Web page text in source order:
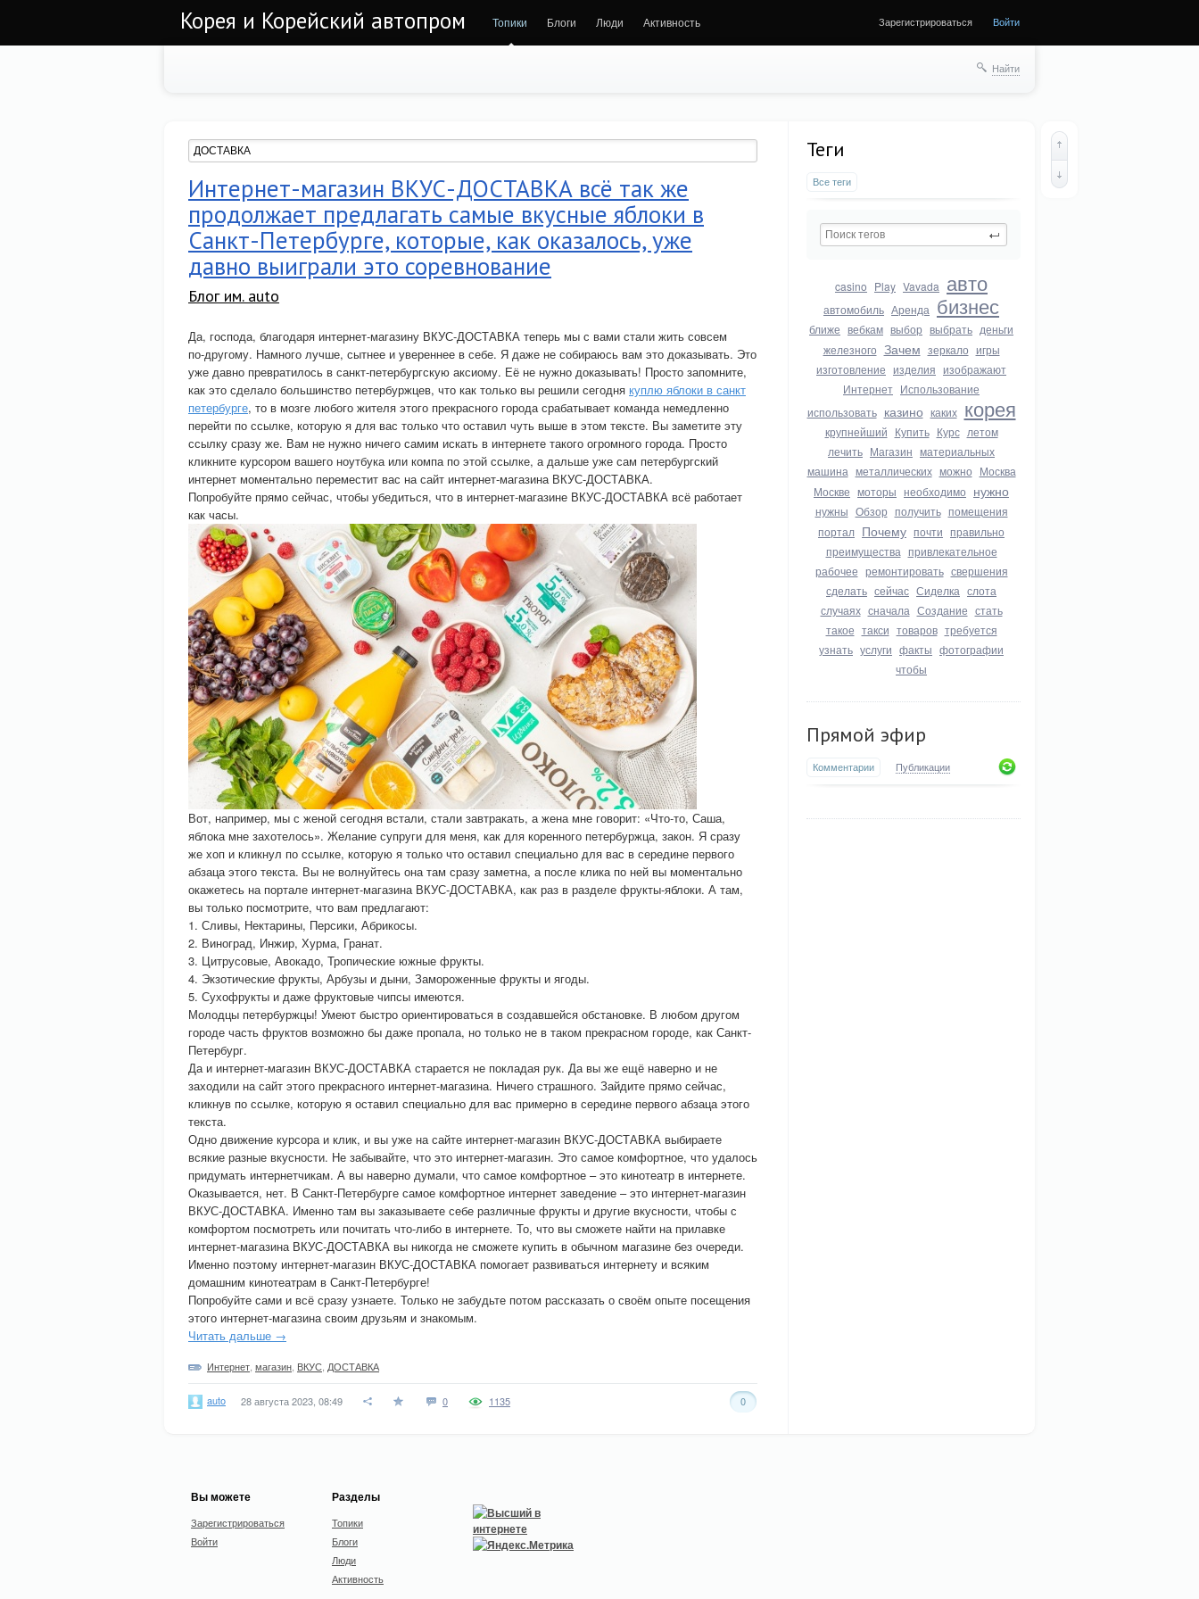
Корея и Корейский автопром Топики Блоги Люди Активность Зарегистрироваться Войти
Найти
Теги
Все теги
casino Play Vavada авто
автомобиль Аренда бизнес
ближе вебкам выбор выбрать деньги
железного Зачем зеркало игры
изготовление изделия изображают
Интернет Использование
использовать казино каких корея
крупнейший Купить Курс летом
лечить Магазин материальных
машина металлических можно Москва
Москве моторы необходимо нужно
нужны Обзор получить помещения
портал Почему почти правильно
преимущества привлекательное
рабочее ремонтировать свершения
сделать сейчас Сиделка слота
случаях сначала Создание стать
такое такси товаров требуется
узнать услуги факты фотографии
чтобы
Прямой эфир
Комментарии Публикации
Интернет-магазин ВКУС-ДОСТАВКА всё так же
продолжает предлагать самые вкусные яблоки в
Санкт-Петербурге, которые, как оказалось, уже
давно выиграли это соревнование
Блог им. auto
Да, господа, благодаря интернет-магазину ВКУС-ДОСТАВКА теперь мы с вами стали жить совсем
по-другому. Намного лучше, сытнее и увереннее в себе. Я даже не собираюсь вам это доказывать. Это
уже давно превратилось в санкт-петербургскую аксиому. Её не нужно доказывать! Просто запомните,
как это сделало большинство петербуржцев, что как только вы решили сегодня куплю яблоки в санкт
петербурге, то в мозге любого жителя этого прекрасного города срабатывает команда немедленно
перейти по ссылке, которую я для вас только что оставил чуть выше в этом тексте. Вы заметите эту
ссылку сразу же. Вам не нужно ничего самим искать в интернете такого огромного города. Просто
кликните курсором вашего ноутбука или компа по этой ссылке, а дальше уже сам петербургский
интернет моментально переместит вас на сайт интернет-магазина ВКУС-ДОСТАВКА.
Попробуйте прямо сейчас, чтобы убедиться, что в интернет-магазине ВКУС-ДОСТАВКА всё работает
как часы.
Вот, например, мы с женой сегодня встали, стали завтракать, а жена мне говорит: «Что-то, Саша,
яблока мне захотелось». Желание супруги для меня, как для коренного петербуржца, закон. Я сразу
же хоп и кликнул по ссылке, которую я только что оставил специально для вас в середине первого
абзаца этого текста. Вы не волнуйтесь она там сразу заметна, а после клика по ней вы моментально
окажетесь на портале интернет-магазина ВКУС-ДОСТАВКА, как раз в разделе фрукты-яблоки. А там,
вы только посмотрите, что вам предлагают:
1. Сливы, Нектарины, Персики, Абрикосы.
2. Виноград, Инжир, Хурма, Гранат.
3. Цитрусовые, Авокадо, Тропические южные фрукты.
4. Экзотические фрукты, Арбузы и дыни, Замороженные фрукты и ягоды.
5. Сухофрукты и даже фруктовые чипсы имеются.
Молодцы петербуржцы! Умеют быстро ориентироваться в создавшейся обстановке. В любом другом
городе часть фруктов возможно бы даже пропала, но только не в таком прекрасном городе, как Санкт-
Петербург.
Да и интернет-магазин ВКУС-ДОСТАВКА старается не покладая рук. Да вы же ещё наверно и не
заходили на сайт этого прекрасного интернет-магазина. Ничего страшного. Зайдите прямо сейчас,
кликнув по ссылке, которую я оставил специально для вас примерно в середине первого абзаца этого
текста.
Одно движение курсора и клик, и вы уже на сайте интернет-магазин ВКУС-ДОСТАВКА выбираете
всякие разные вкусности. Не забывайте, что это интернет-магазин. Это самое комфортное, что удалось
придумать интернетчикам. А вы наверно думали, что самое комфортное – это кинотеатр в интернете.
Оказывается, нет. В Санкт-Петербурге самое комфортное интернет заведение – это интернет-магазин
ВКУС-ДОСТАВКА. Именно там вы заказываете себе различные фрукты и другие вкусности, чтобы с
комфортом посмотреть или почитать что-либо в интернете. То, что вы сможете найти на прилавке
интернет-магазина ВКУС-ДОСТАВКА вы никогда не сможете купить в обычном магазине без очереди.
Именно поэтому интернет-магазин ВКУС-ДОСТАВКА помогает развиваться интернету и всяким
домашним кинотеатрам в Санкт-Петербурге!
Попробуйте сами и всё сразу узнаете. Только не забудьте потом рассказать о своём опыте посещения
этого интернет-магазина своим друзьям и знакомым.
Читать дальше →
Интернет магазин ВКУС ДОСТАВКА
auto 28 августа 2023, 08:49 0 0
1135
Вы можете
Зарегистрироваться
Войти
Разделы
Топики
Блоги
Люди
Активность